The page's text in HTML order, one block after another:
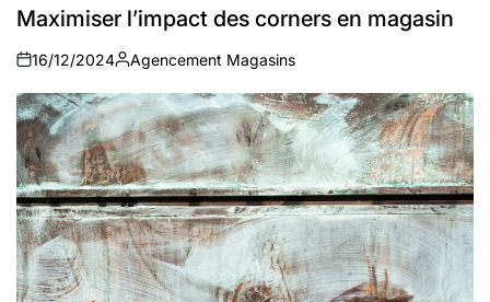
IN
Maximiser l’impact des corners en magasin
on
16/12/2024
Auteur
Agencement Magasins